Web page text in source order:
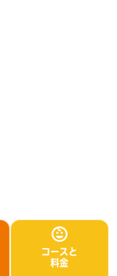
コースと
料金